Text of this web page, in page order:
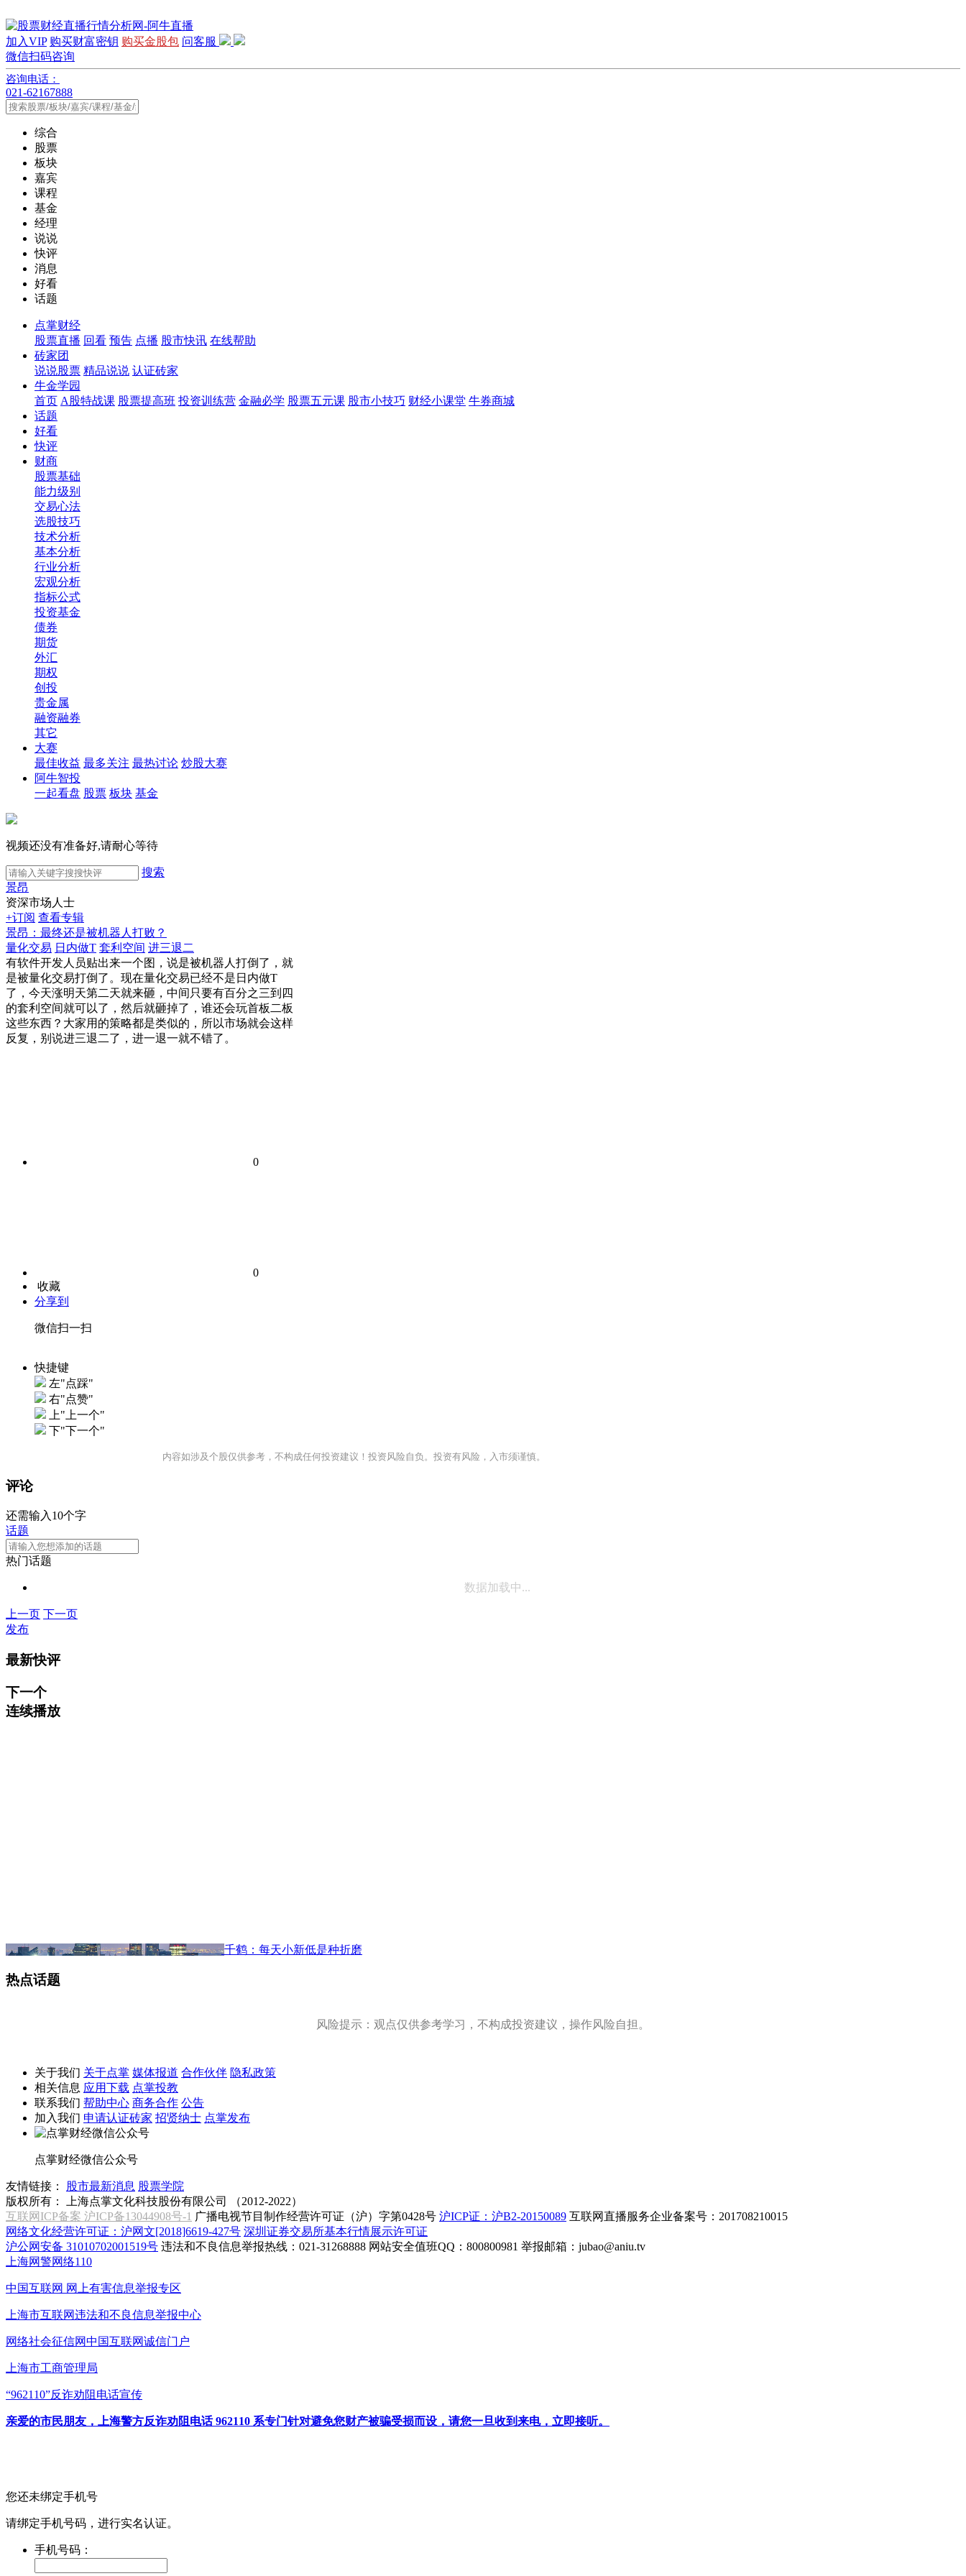
加入VIP 购买财富密钥 购买金股包 问客服
微信扫码咨询
咨询电话：
021-62167888
综合
股票
板块
嘉宾
课程
基金
经理
说说
快评
消息
好看
话题
点掌财经
股票直播 回看 预告 点播 股市快讯 在线帮助
砖家团
说说股票 精品说说 认证砖家
牛金学园
首页 A股特战课 股票提高班 投资训练营 金融必学 股票五元课 股市小技巧 财经小课堂 牛券商城
话题
好看
快评
财商
股票基础
能力级别
交易心法
选股技巧
技术分析
基本分析
行业分析
宏观分析
指标公式
投资基金
债券
期货
外汇
期权
创投
贵金属
融资融券
其它
大赛
最佳收益 最多关注 最热讨论 炒股大赛
阿牛智投
一起看盘 股票 板块 基金
视频还没有准备好,请耐心等待
搜索
景昂
资深市场人士
+订阅 查看专辑
景昂：最终还是被机器人打败？
量化交易 日内做T 套利空间 进三退二
有软件开发人员贴出来一个图，说是被机器人打倒了，就
是被量化交易打倒了。现在量化交易已经不是日内做T
了，今天涨明天第二天就来砸，中间只要有百分之三到四
的套利空间就可以了，然后就砸掉了，谁还会玩首板二板
这些东西？大家用的策略都是类似的，所以市场就会这样
反复，别说进三退二了，进一退一就不错了。
0
0
收藏
分享到
微信扫一扫
快捷键
左"点踩"
右"点赞"
上"上一个"
下"下一个"
内容如涉及个股仅供参考，不构成任何投资建议！投资风险自负。投资有风险，入市须谨慎。
评论
还需输入10个字
话题
热门话题
数据加载中...
上一页 下一页
发布
最新快评
下一个
连续播放
千鹤：每天小新低是种折磨
热点话题
风险提示：观点仅供参考学习，不构成投资建议，操作风险自担。
关于我们 关于点掌 媒体报道 合作伙伴 隐私政策
相关信息 应用下载 点掌投教
联系我们 帮助中心 商务合作 公告
加入我们 申请认证砖家 招贤纳士 点掌发布
点掌财经微信公众号
友情链接： 股市最新消息 股票学院
版权所有：
上海点掌文化科技股份有限公司 （2012-2022）
互联网ICP备案 沪ICP备13044908号-1 广播电视节目制作经营许可证（沪）字第0428号 沪ICP证：沪B2-20150089 互联网直播服务企业备案号：201708210015
网络文化经营许可证：沪网文[2018]6619-427号 深圳证券交易所基本行情展示许可证
沪公网安备 31010702001519号 违法和不良信息举报热线：021-31268888 网站安全值班QQ：800800981 举报邮箱： jubao@aniu.tv
上海网警网络110
中国互联网 网上有害信息举报专区
上海市互联网违法和不良信息举报中心
网络社会征信网中国互联网诚信门户
上海市工商管理局
“962110”反诈劝阻电话宣传
亲爱的市民朋友，上海警方反诈劝阻电话 962110 系专门针对避免您财产被骗受损而设，请您一旦收到来电，立即接听。
您还未绑定手机号
请绑定手机号码，进行实名认证。
手机号码：